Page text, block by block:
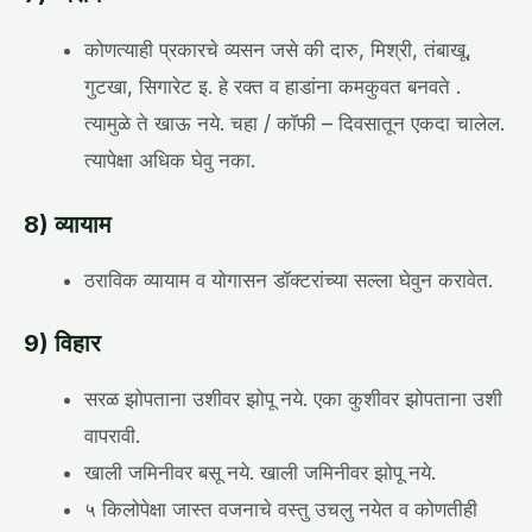
कोणत्याही प्रकारचे व्यसन जसे की दारु, मिश्री, तंबाखू,
गुटखा, सिगारेट इ. हे रक्त व हाडांना कमकुवत बनवते .
त्यामुळे ते खाऊ नये. चहा / कॉफी – दिवसातून एकदा चालेल.
त्यापेक्षा अधिक घेवु नका.
8) व्यायाम
ठराविक व्यायाम व योगासन डॉक्टरांच्या सल्ला घेवुन करावेत.
9) विहार
सरळ झोपताना उशीवर झोपू नये. एका कुशीवर झोपताना उशी
वापरावी.
खाली जमिनीवर बसू नये. खाली जमिनीवर झोपू नये.
५ किलोपेक्षा जास्त वजनाचे वस्तु उचलु नयेत व कोणतीही